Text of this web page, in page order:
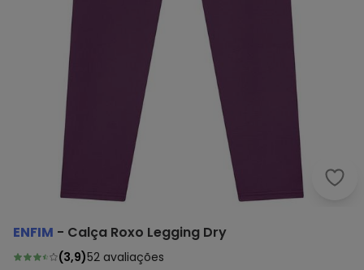
ENFIM - Calça Roxo Legging Dry
(3,9)52 avaliações